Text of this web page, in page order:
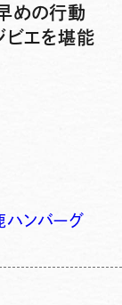
めの行動
ビエを堪能
ハンバーグ